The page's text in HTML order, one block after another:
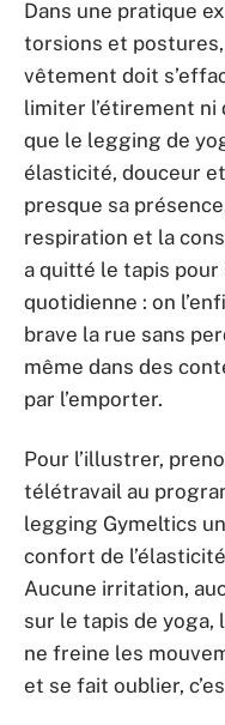
Dans une pratique
torsions et
vêtement doit
limiter l’étirement ni
que le legging de
élasticité, douceur
presque sa
respiration et la
a quitté le tapis pour
quotidienne : on
brave la rue sans
même dans des
par l’emporter.
Pour l’illustrer,
télétravail au
legging Gymeltics
confort de
Aucune irritation,
sur le tapis de yoga,
ne freine les
et se fait oublier,